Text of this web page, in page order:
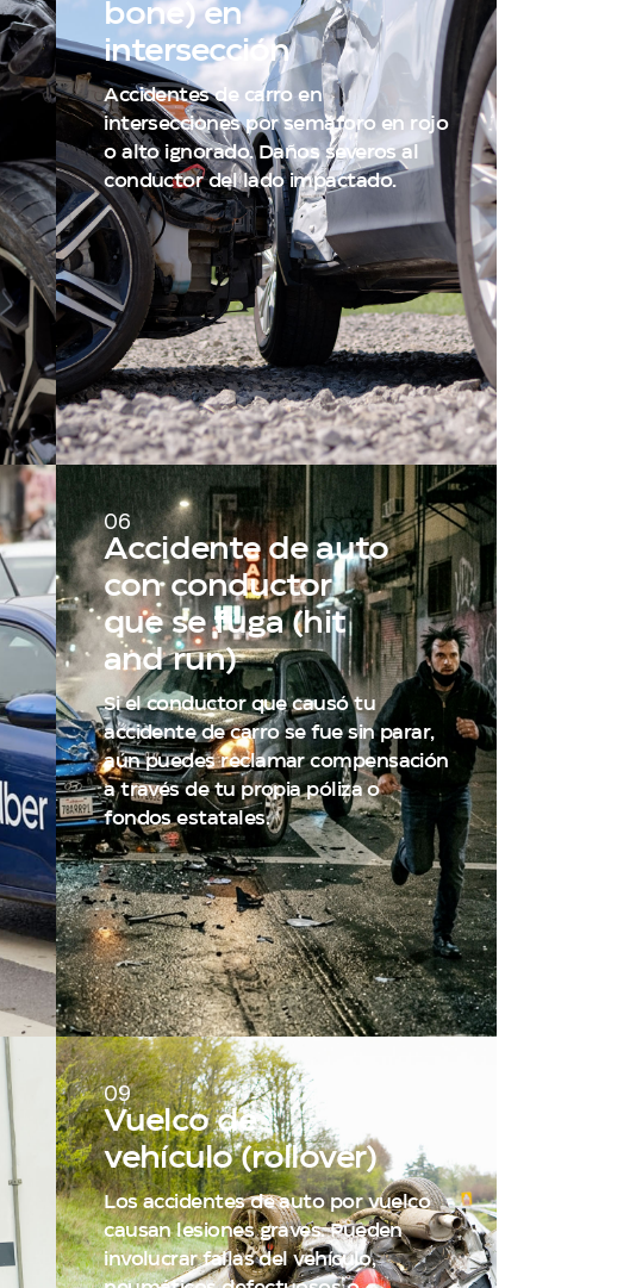
bone) en
intersección
Accidentes de carro en
intersecciones por semáforo en rojo
o alto ignorado. Daños severos al
conductor del lado impactado.
06
Accidente de auto
con conductor
que se fuga (hit
and run)
Si el conductor que causó tu
accidente de carro se fue sin parar,
aún puedes reclamar compensación
a través de tu propia póliza o
fondos estatales.
09
Vuelco de
vehículo (rollover)
Los accidentes de auto por vuelco
causan lesiones graves. Pueden
involucrar fallas del vehículo,